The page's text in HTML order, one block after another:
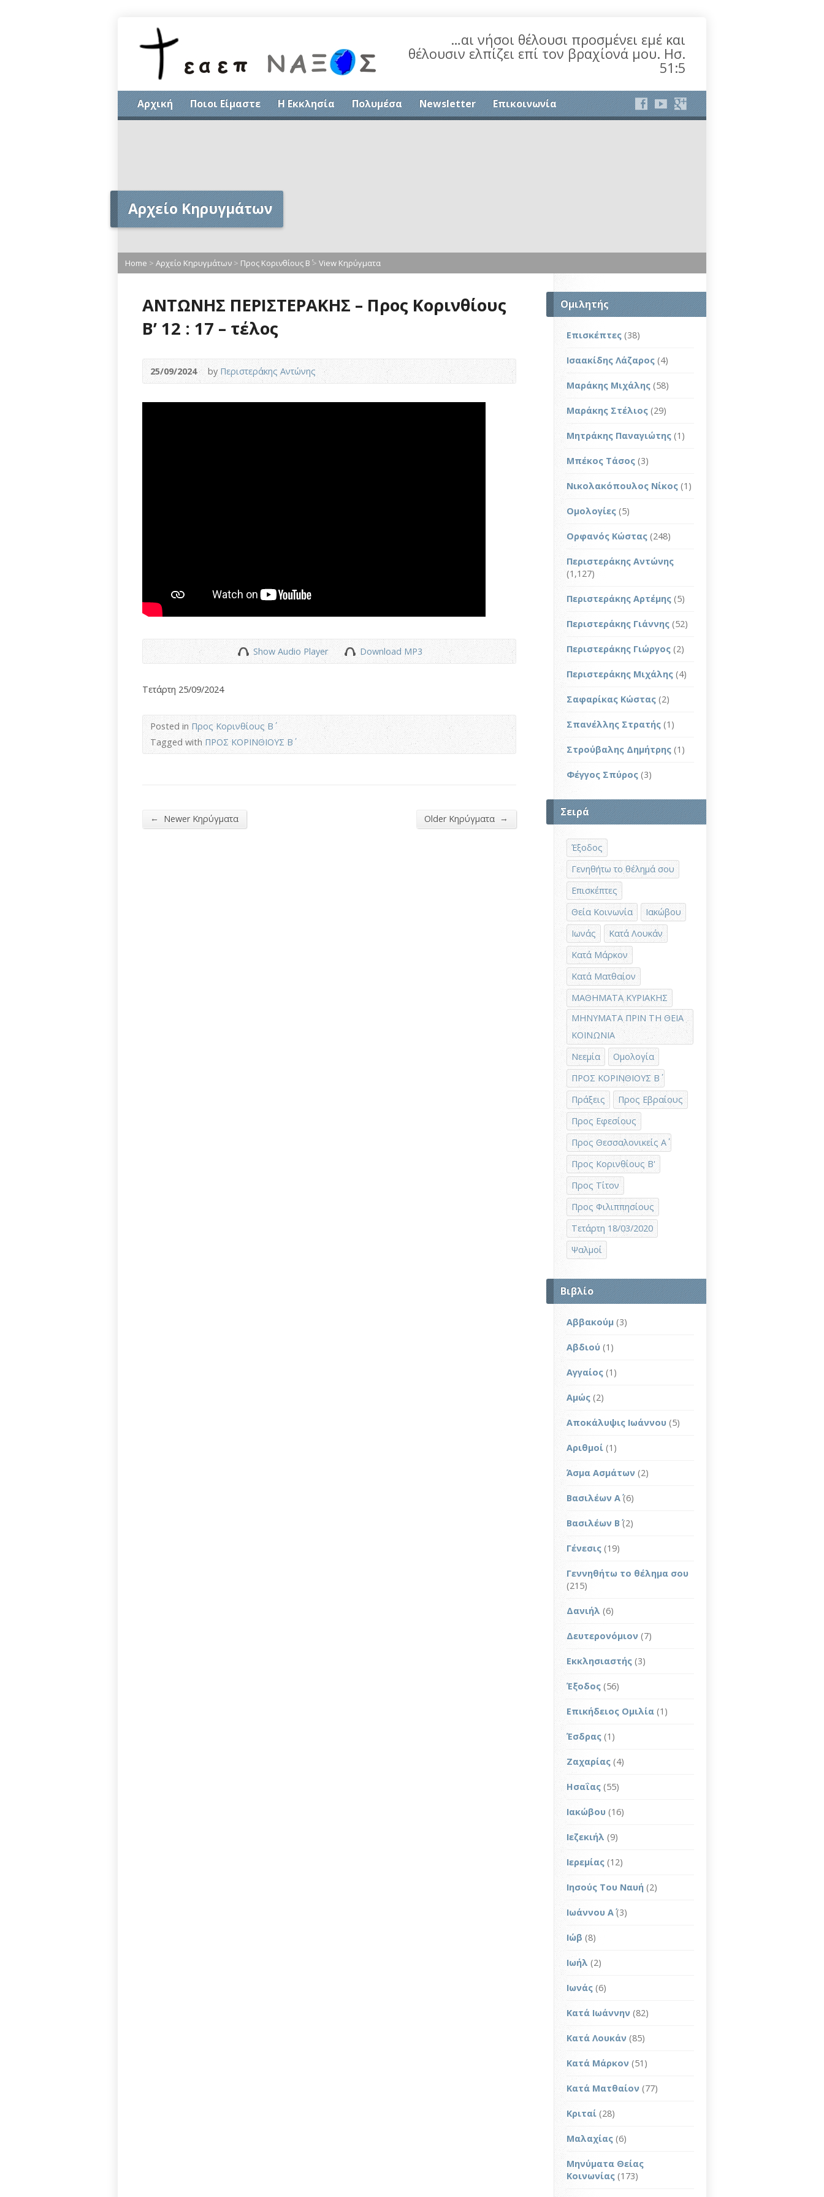
…αι νήσοι θέλουσι προσμένει εμέ και
θέλουσιν ελπίζει επί τον βραχίονά μου. Ησ.
51:5
Αρχική Ποιοι Είμαστε Η Εκκλησία Πολυμέσα Newsletter Επικοινωνία
Αρχείο Κηρυγμάτων
Home > Αρχείο Κηρυγμάτων > Προς Κορινθίους Β΄ > View Κηρύγματα
ΑΝΤΩΝΗΣ ΠΕΡΙΣΤΕΡΑΚΗΣ – Προς Κορινθίους
Β’ 12 : 17 – τέλος
25/09/2024 byΠεριστεράκης Αντώνης
Show Audio Player Download MP3
Τετάρτη 25/09/2024
Posted inΠρος Κορινθίους Β΄
Tagged withΠΡΟΣ ΚΟΡΙΝΘΙΟΥΣ Β΄
← Newer Κηρύγματα Older Κηρύγματα →
Ομιλητής
Επισκέπτες (38)
Ισαακίδης Λάζαρος (4)
Μαράκης Μιχάλης (58)
Μαράκης Στέλιος (29)
Μητράκης Παναγιώτης (1)
Μπέκος Τάσος (3)
Νικολακόπουλος Νίκος (1)
Ομολογίες (5)
Ορφανός Κώστας (248)
Περιστεράκης Αντώνης
(1,127)
Περιστεράκης Αρτέμης (5)
Περιστεράκης Γιάννης (52)
Περιστεράκης Γιώργος (2)
Περιστεράκης Μιχάλης (4)
Σαφαρίκας Κώστας (2)
Σπανέλλης Στρατής (1)
Στρούβαλης Δημήτρης (1)
Φέγγος Σπύρος (3)
Σειρά
Έξοδος
Γενηθήτω το θέλημά σου
Επισκέπτες
Θεία Κοινωνία
Ιακώβου
Ιωνάς
Κατά Λουκάν
Κατά Μάρκον
Κατά Ματθαίον
ΜΑΘΗΜΑΤΑ ΚΥΡΙΑΚΗΣ
ΜΗΝΥΜΑΤΑ ΠΡΙΝ ΤΗ ΘΕΙΑ
ΚΟΙΝΩΝΙΑ
Νεεμία
Ομολογία
ΠΡΟΣ ΚΟΡΙΝΘΙΟΥΣ Β΄
Πράξεις
Προς Εβραίους
Προς Εφεσίους
Προς Θεσσαλονικείς Α΄
Προς Κορινθίους Β'
Προς Τίτον
Προς Φιλιππησίους
Τετάρτη 18/03/2020
Ψαλμοί
Βιβλίο
Αββακούμ (3)
Αβδιού (1)
Αγγαίος (1)
Αμώς (2)
Αποκάλυψις Ιωάννου (5)
Αριθμοί (1)
Άσμα Ασμάτων (2)
Βασιλέων Α΄(6)
Βασιλέων Β΄ (2)
Γένεσις (19)
Γεννηθήτω το θέλημα σου
(215)
Δανιήλ (6)
Δευτερονόμιον (7)
Εκκλησιαστής (3)
Έξοδος (56)
Επικήδειος Ομιλία (1)
Έσδρας (1)
Ζαχαρίας (4)
Ησαΐας (55)
Ιακώβου (16)
Ιεζεκιήλ (9)
Ιερεμίας (12)
Ιησούς Του Ναυή (2)
Ιωάννου Α΄(3)
Ιώβ (8)
Ιωήλ (2)
Ιωνάς (6)
Κατά Ιωάννην (82)
Κατά Λουκάν (85)
Κατά Μάρκον (51)
Κατά Ματθαίον (77)
Κριταί (28)
Μαλαχίας (6)
Μηνύματα Θείας
Κοινωνίας (173)